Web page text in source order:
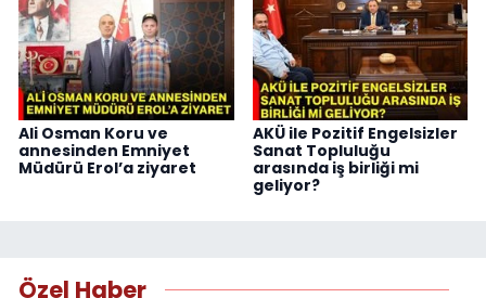
Ali Osman Koru ve
annesinden Emniyet
Müdürü Erol’a ziyaret
AKÜ ile Pozitif Engelsizler
Sanat Topluluğu
arasında iş birliği mi
geliyor?
Özel Haber